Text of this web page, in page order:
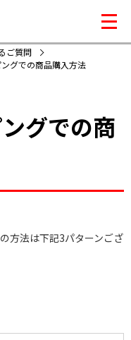
ご質問
グでの商品購入方法
グでの商
方法は下記3パターンござ